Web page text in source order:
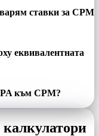
ставки за CPM
еквивалентната
към CPM?